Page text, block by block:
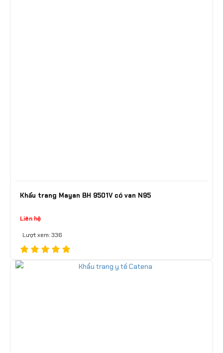
Khẩu trang Mayan BH 9501V có van N95
Liên hệ
Lượt xem: 336